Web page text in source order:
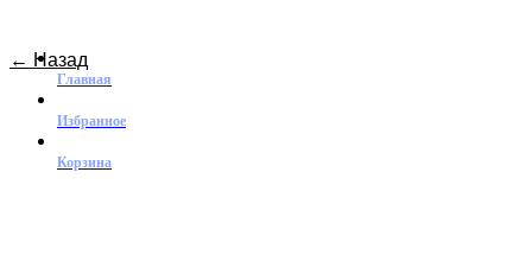
← Назад
Главная
Избранное
Корзина